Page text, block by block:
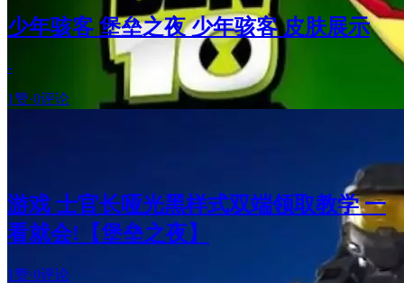
少年骇客 堡垒之夜 少年骇客 皮肤展示
-
1赞·0评论
游戏 士官长哑光黑样式双端领取教学 一
看就会!【堡垒之夜】
1赞·0评论